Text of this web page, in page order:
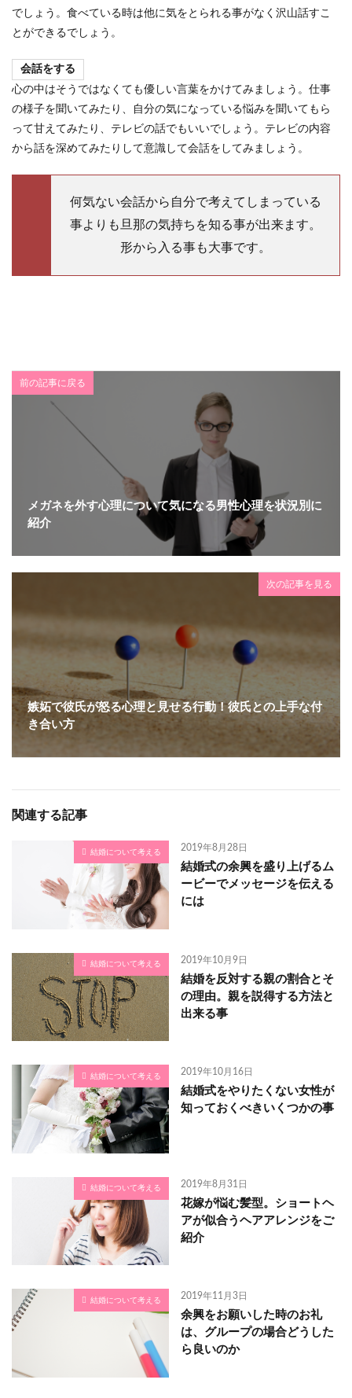
でしょう。食べている時は他に気をとられる事がなく沢山話すこ
とができるでしょう。
会話をする
心の中はそうではなくても優しい言葉をかけてみましょう。仕事
の様子を聞いてみたり、自分の気になっている悩みを聞いてもら
って甘えてみたり、テレビの話でもいいでしょう。テレビの内容
から話を深めてみたりして意識して会話をしてみましょう。
何気ない会話から自分で考えてしまっている
事よりも旦那の気持ちを知る事が出来ます。
形から入る事も大事です。
前の記事に戻る
メガネを外す心理について気になる男性心理を状況別に
紹介
次の記事を見る
嫉妬で彼氏が怒る心理と見せる行動！彼氏との上手な付
き合い方
関連する記事
結婚について考える 2019年8月28日
結婚式の余興を盛り上げるム
ービーでメッセージを伝える
には
結婚について考える 2019年10月9日
結婚を反対する親の割合とそ
の理由。親を説得する方法と
出来る事
結婚について考える 2019年10月16日
結婚式をやりたくない女性が
知っておくべきいくつかの事
結婚について考える 2019年8月31日
花嫁が悩む髪型。ショートヘ
アが似合うヘアアレンジをご
紹介
結婚について考える 2019年11月3日
余興をお願いした時のお礼
は、グループの場合どうした
ら良いのか